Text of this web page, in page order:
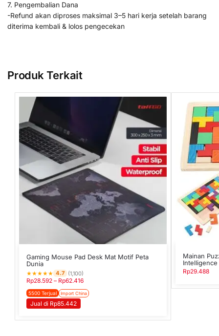
7. Pengembalian Dana
-Refund akan diproses maksimal 3–5 hari kerja setelah barang
diterima kembali & lolos pengecekan
Produk Terkait
Gaming Mouse Pad Desk Mat Motif Peta
Dunia
★★★★★ 4.7 (1,100)
Rp28.592 – Rp62.416
5500 Terjual Import China
Jual di Rp85.442
Mainan
Intelligence
Rp29.488